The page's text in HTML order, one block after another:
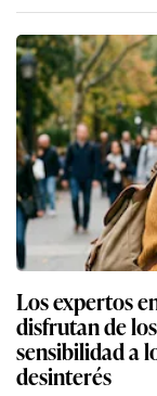
Los expertos
disfrutan de
sensibilidad a
desinterés